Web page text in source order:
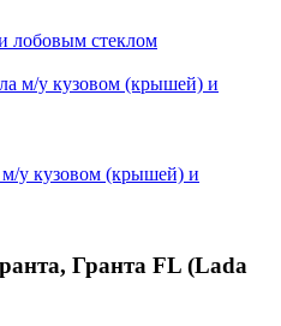
лобовым стеклом
м/у кузовом (крышей) и
Гранта FL (Lada